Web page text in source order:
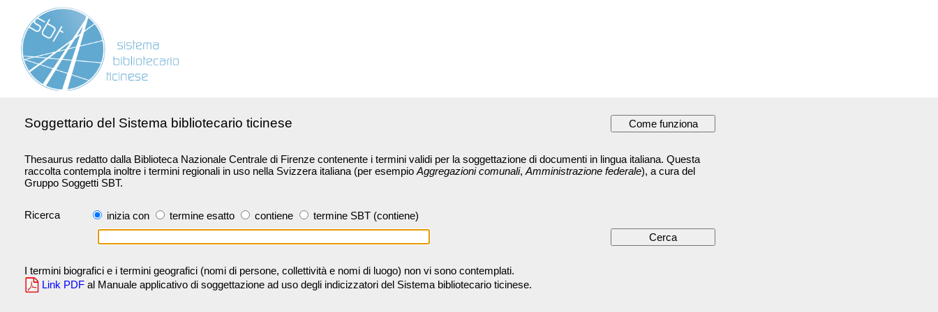
Soggettario del Sistema bibliotecario ticinese
Thesaurus redatto dalla Biblioteca Nazionale Centrale di Firenze contenente i termini validi per la soggettazione di documenti in lingua italiana. Questa
raccolta contempla inoltre i termini regionali in uso nella Svizzera italiana (per esempio Aggregazioni comunali, Amministrazione federale), a cura del
Gruppo Soggetti SBT.
Ricerca inizia con termine esatto contiene termine SBT (contiene)
I termini biografici e i termini geografici (nomi di persone, collettività e nomi di luogo) non vi sono contemplati.
Link PDF al Manuale applicativo di soggettazione ad uso degli indicizzatori del Sistema bibliotecario ticinese.